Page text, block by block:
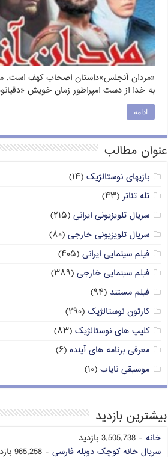
«مردان آنجلس»داستان اصحاب کهف است.
به خدا از دست امپراطور زمان خویش
ادامه
عنوان مطالب
بازیهای نوستالژیک (۱۴)
تله تئاتر(۴۳)
سریال تلویزیونی ایرانی (۲۱۵)
سریال تلویزیونی خارجی (۸۰)
فیلم سینمایی ایرانی (۴۰۵)
فیلم سینمایی خارجی (۳۸۹)
فیلم مستند (۹۴)
کارتون نوستالژیک (۲۹۰)
کلیپ های نوستالژیک (۸۳)
معرفی برنامه های آینده (۶)
موسیقی نایاب (۱۰)
بیشترین بازدید
خانه - 3,505,738 بازدید
سریال خانه کوچک دوبله فارسی - 965,258 بازدید